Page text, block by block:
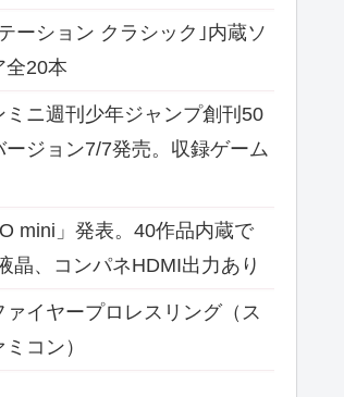
ーション クラシック｣内蔵ソ
全20本
ミニ週刊少年ジャンプ創刊50
ージョン7/7発売。収録ゲーム
mini」発表。40作品内蔵で
晶、コンパネHDMI出力あり
ァイヤープロレスリング（ス
コン）